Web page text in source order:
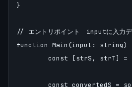
}
// エントリポイント　inputに入力デ
function Main(input: string)